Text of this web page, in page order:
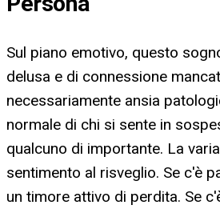
Sul piano emotivo, questo
delusa e di connessione
necessariamente ansia
normale di chi si sente in
qualcuno di importante. La
sentimento al risveglio. Se c'è
un timore attivo di perdita. Se